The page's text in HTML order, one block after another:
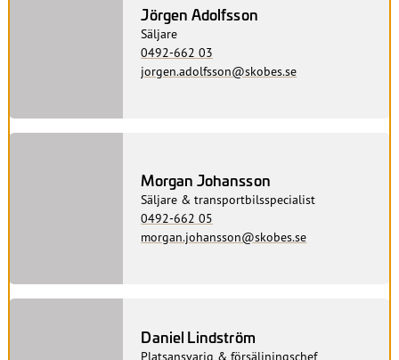
Jörgen Adolfsson
Säljare
0492-662 03
jorgen.adolfsson@skobes.se
Morgan Johansson
Säljare & transportbilsspecialist
0492-662 05
morgan.johansson@skobes.se
Daniel Lindström
Platsansvarig & försäljningschef